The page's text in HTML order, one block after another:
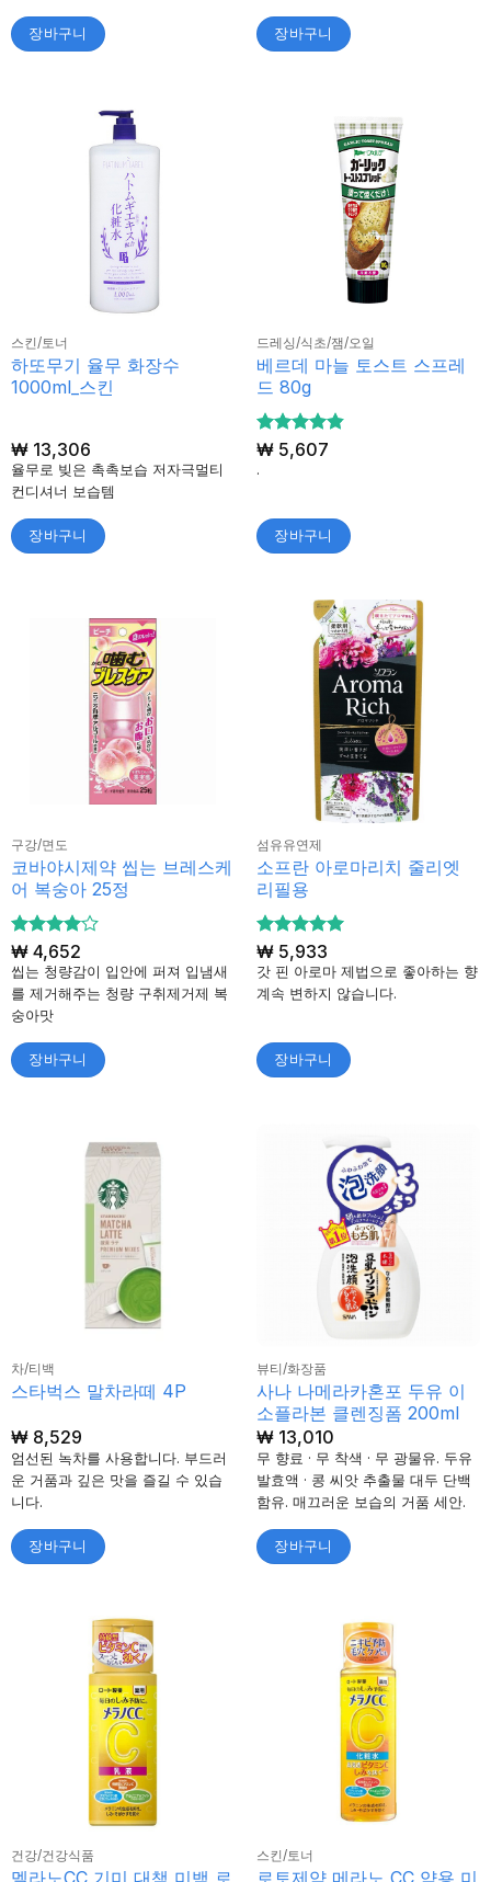
장바구니 장바구니
스킨/토너
하또무기 율무 화장수
1000ml_스킨
₩13,306
율무로 빚은 촉촉보습 저자극멀티
컨디셔너 보습템
장바구니
드레싱/식초/잼/오일
베르데 마늘 토스트 스프레
드 80g
5 중에서
로 평
₩5,607
.
장바구니
구강/면도
코바야시제약 씹는 브레스케
어 복숭아 25정
5 중에서
4로 평
가됨
₩4,652
씹는 청량감이 입안에 퍼져 입냄새
를 제거해주는 청량 구취제거제 복
숭아맛
장바구니
섬유유연제
소프란 아로마리치 줄리엣
리필용
5 중에서
5로 평가
됨
₩5,933
갓 핀 아로마 제법으로 좋아하는 향
계속 변하지 않습니다.
장바구니
차/티백
스타벅스 말차라떼 4P
₩8,529
엄선된 녹차를 사용합니다. 부드러
운 거품과 깊은 맛을 즐길 수 있습
니다.
장바구니
뷰티/화장품
사나 나메라카혼포 두유 이
소플라본 클렌징폼 200ml
₩13,010
무 향료 · 무 착색 · 무 광물유. 두유
발효액 · 콩 씨앗 추출물 대두 단백
함유. 매끄러운 보습의 거품 세안.
장바구니
건강/건강식품
멜라노CC 기미 대책 미백 로
스킨/토너
로토제약 메라노 CC 약용 미